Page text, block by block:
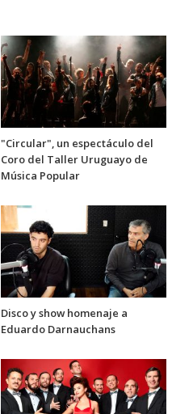
"Circular", un espectáculo del
Coro del Taller Uruguayo de
Música Popular
Disco y show homenaje a
Eduardo Darnauchans